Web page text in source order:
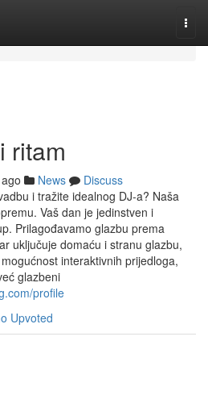
ritam
News
Discuss
i tražite idealnog DJ-a? Naša
Vaš dan je jedinstven i
Prilagođavamo glazbu prema
uključuje domaću i stranu glazbu,
interaktivnih prijedloga,
glazbeni
profile
Upvoted